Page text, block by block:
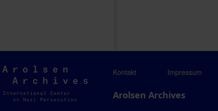
Arolsen
Archives
Kontakt Impressum
Arolsen Archives